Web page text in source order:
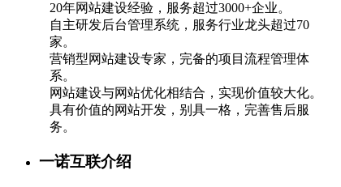
20年网站建设经验，服务超过3000+企业。
自主研发后台管理系统，服务行业龙头超过70
家。
营销型网站建设专家，完备的项目流程管理体
系。
网站建设与网站优化相结合，实现价值较大化。
具有价值的网站开发，别具一格，完善售后服
务。
一诺互联介绍